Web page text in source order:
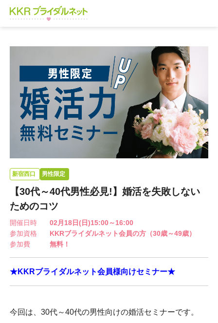
新宿西口 男性限定
【30代～40代男性必見!】婚活を失敗しない
ためのコツ​
開催日時
02月18日(日)15:00～16:00
参加資格
KKRブライダルネット会員の方（30歳～49歳）
参加費
無料！
★KKRブライダルネット会員様向けセミナー★
今回は、30代～40代の男性向けの婚活セミナーです。